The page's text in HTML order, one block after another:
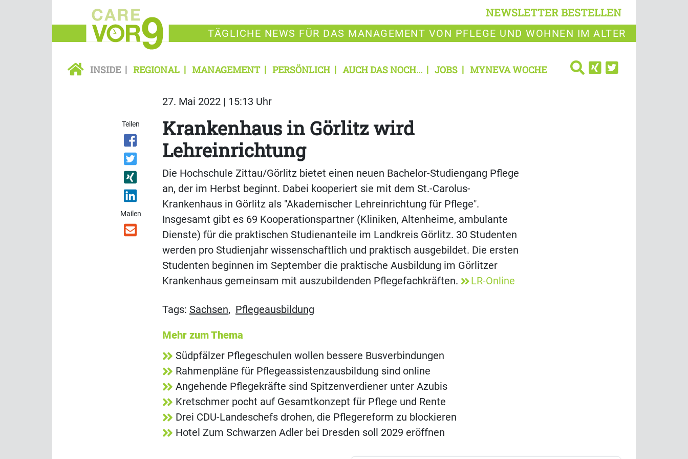
NEWSLETTER BESTELLEN
TÄGLICHE NEWS FÜR DAS MANAGEMENT VON PFLEGE UND WOHNEN IM ALTER
INSIDE REGIONAL MANAGEMENT PERSÖNLICH AUCH DAS NOCH... JOBS MYNEVA WOCHE
27. Mai 2022 | 15:13 Uhr
Teilen
Mailen
Krankenhaus in Görlitz wird
Lehreinrichtung
Die Hochschule Zittau/Görlitz bietet einen neuen Bachelor-Studiengang Pflege
an, der im Herbst beginnt. Dabei kooperiert sie mit dem St.-Carolus-
Krankenhaus in Görlitz als "Akademischer Lehreinrichtung für Pflege".
Insgesamt gibt es 69 Kooperationspartner (Kliniken, Altenheime, ambulante
Dienste) für die praktischen Studienanteile im Landkreis Görlitz. 30 Studenten
werden pro Studienjahr wissenschaftlich und praktisch ausgebildet. Die ersten
Studenten beginnen im September die praktische Ausbildung im Görlitzer
Krankenhaus gemeinsam mit auszubildenden Pflegefachkräften.
LR-Online
Tags: Sachsen, Pflegeausbildung
Mehr zum Thema
Südpfälzer Pflegeschulen wollen bessere Busverbindungen
Rahmenpläne für Pflegeassistenzausbildung sind online
Angehende Pflegekräfte sind Spitzenverdiener unter Azubis
Kretschmer pocht auf Gesamtkonzept für Pflege und Rente
Drei CDU-Landeschefs drohen, die Pflegereform zu blockieren
Hotel Zum Schwarzen Adler bei Dresden soll 2029 eröffnen